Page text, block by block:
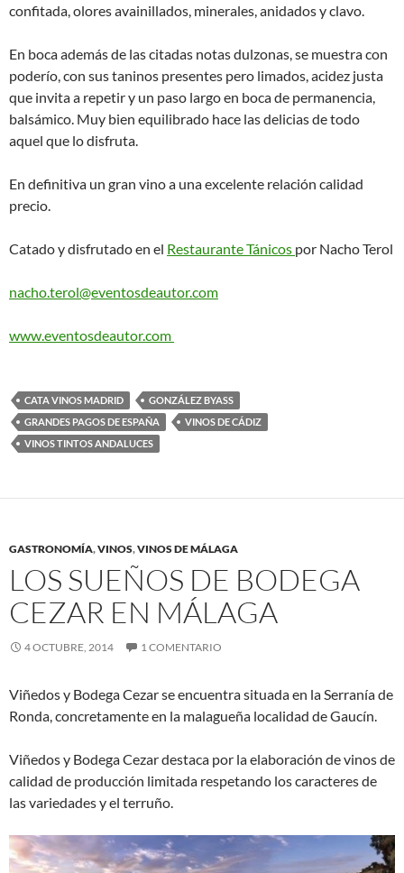
confitada, olores avainillados, minerales, anidados y clavo.
En boca además de las citadas notas dulzonas, se muestra con
poderío, con sus taninos presentes pero limados, acidez justa
que invita a repetir y un paso largo en boca de permanencia,
balsámico. Muy bien equilibrado hace las delicias de todo
aquel que lo disfruta.
En definitiva un gran vino a una excelente relación calidad
precio.
Catado y disfrutado en el Restaurante Tánicos por Nacho Terol
nacho.terol@eventosdeautor.com
www.eventosdeautor.com
CATA VINOS MADRID
GONZÁLEZ BYASS
GRANDES PAGOS DE ESPAÑA
VINOS DE CÁDIZ
VINOS TINTOS ANDALUCES
GASTRONOMÍA,VINOS,VINOS DE MÁLAGA
LOS SUEÑOS DE BODEGA
CEZAR EN MÁLAGA
4 OCTUBRE, 2014 1 COMENTARIO
Viñedos y Bodega Cezar se encuentra situada en la Serranía de
Ronda, concretamente en la malagueña localidad de Gaucín.
Viñedos y Bodega Cezar destaca por la elaboración de vinos de
calidad de producción limitada respetando los caracteres de
las variedades y el terruño.